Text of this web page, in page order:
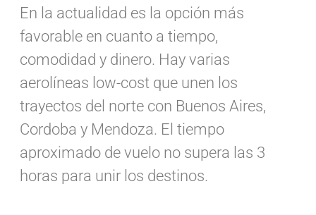
En la actualidad es la opción más
favorable en cuanto a tiempo,
comodidad y dinero. Hay varias
aerolíneas low-cost que unen los
trayectos del norte con Buenos Aires,
Cordoba y Mendoza. El tiempo
aproximado de vuelo no supera las 3
horas para unir los destinos.